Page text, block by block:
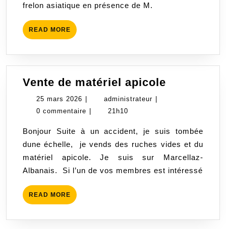
frelon asiatique en présence de M.
READ MORE READ
MORE
Vente de matériel apicole
25 mars 2026 25
mars
administrateur administrateur
0 commentaire
21h10
Bonjour Suite à un accident, je suis tombée
dune échelle, je vends des ruches vides et du
matériel apicole. Je suis sur Marcellaz-
Albanais. Si l’un de vos membres est intéressé
READ MORE READ
MORE